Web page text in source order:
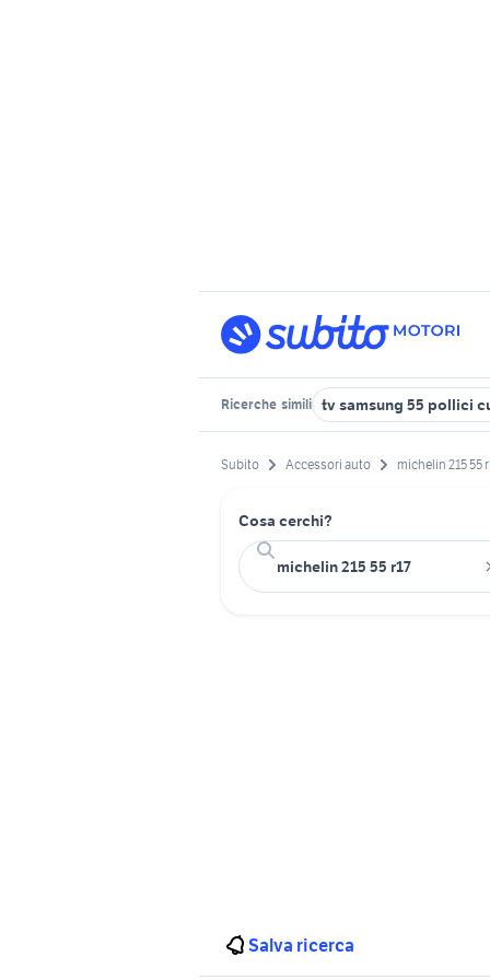
Ricerche simili tv samsung 55 pollici
Subito Accessori auto michelin 215 55
Cosa cerchi?
Salva ricerca